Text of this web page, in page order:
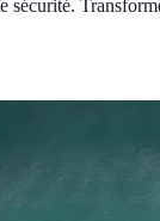
sécurité.